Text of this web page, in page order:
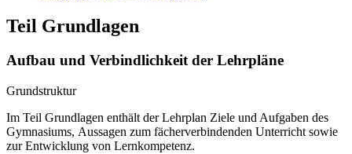
Teil Grundlagen
Aufbau und Verbindlichkeit der Lehrpläne
Grundstruktur
Im Teil Grundlagen enthält der Lehrplan Ziele und Aufgaben des
Gymnasiums, Aussagen zum fächerverbindenden Unterricht sowie
zur Entwicklung von Lernkompetenz.